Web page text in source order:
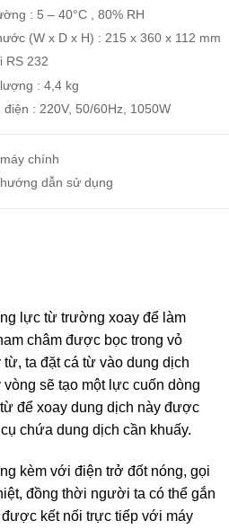
: 5 – 40°C , 80% RH
(W x D x H) : 215 x 360 x 112 mm
RS 232
: 4,4 kg
điện : 220V, 50/60Hz, 1050W
chính
dẫn sử dụng
lực từ trường xoay để làm
châm được bọc trong vỏ
ta đặt cá từ vào dung dịch
sẽ tạo một lực cuốn dòng
để xoay dung dịch này được
chứa dung dịch cần khuấy.
kèm với điện trở đốt nóng, gọi
đồng thời người ta có thể gắn
được kết nối trực tiếp với máy